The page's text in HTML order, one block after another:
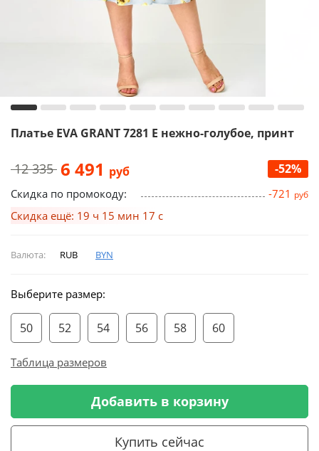
Платье EVA GRANT 7281 Е нежно-голубое, принт
12 335 6 491 руб -52%
Скидка по промокоду: -721 руб
Скидка ещё: 19 ч 15 мин 16 с
Валюта: RUB BYN
Выберите размер:
50 52 54 56 58 60
Таблица размеров
Добавить в корзину
Купить сейчас